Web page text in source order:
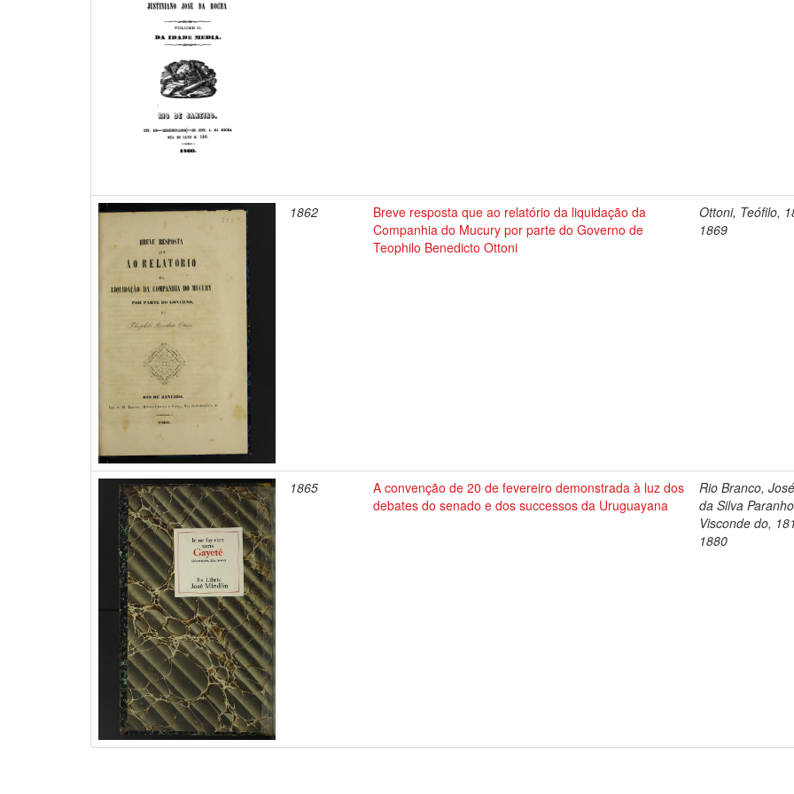
1862
Breve resposta que ao relatório da liquidação da
Companhia do Mucury por parte do Governo de
Teophilo Benedicto Ottoni
Ottoni, Teófilo,
1869
1865
A convenção de 20 de fevereiro demonstrada à luz dos
debates do senado e dos successos da Uruguayana
Rio Branco,
da Silva
Visconde do,
1880